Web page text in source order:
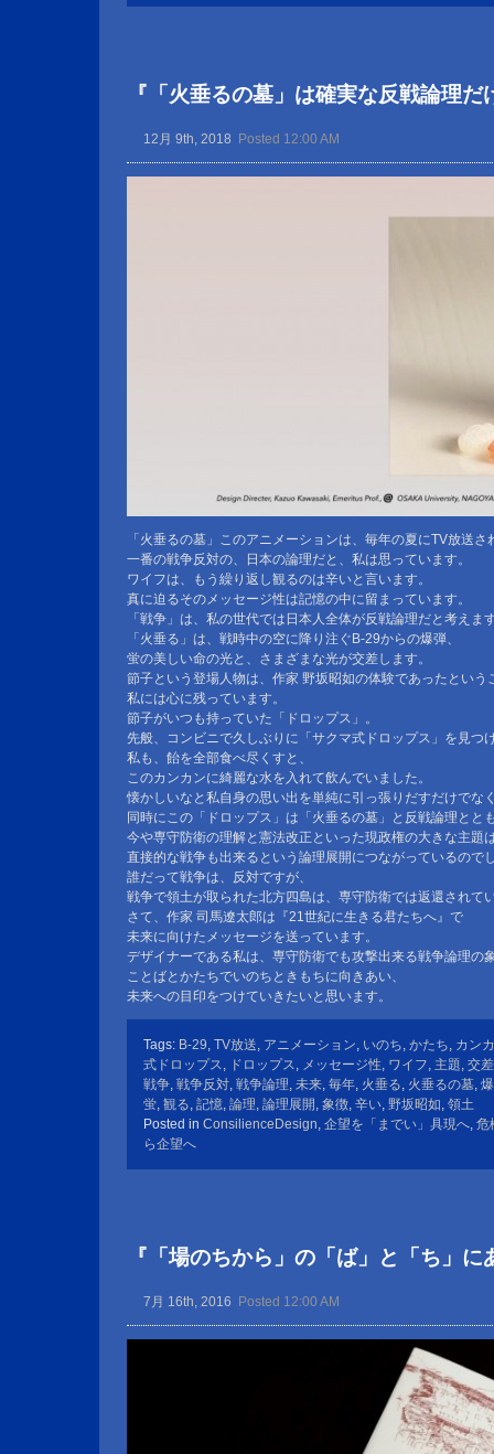
『「火垂るの墓」は確実な反戦論理だ
12月 9th, 2018 Posted 12:00 AM
「火垂るの墓」このアニメーションは、毎年の夏にTV放送さ
一番の戦争反対の、日本の論理だと、私は思っています。
ワイフは、もう繰り返し観るのは辛いと言います。
真に迫るそのメッセージ性は記憶の中に留まっています。
「戦争」は、私の世代では日本人全体が反戦論理だと考えま
「火垂る」は、戦時中の空に降り注ぐB-29からの爆弾、
蛍の美しい命の光と、さまざまな光が交差します。
節子という登場人物は、作家 野坂昭如の体験であったという
私には心に残っています。
節子がいつも持っていた「ドロップス」。
先般、コンビニで久しぶりに「サクマ式ドロップス」を見つ
私も、飴を全部食べ尽くすと、
このカンカンに綺麗な水を入れて飲んでいました。
懐かしいなと私自身の思い出を単純に引っ張りだすだけでな
同時にこの「ドロップス」は「火垂るの墓」と反戦論理とと
今や専守防衛の理解と憲法改正といった現政権の大きな主題
直接的な戦争も出来るという論理展開につながっているので
誰だって戦争は、反対ですが、
戦争で領土が取られた北方四島は、専守防衛では返還されて
さて、作家 司馬遼太郎は『21世紀に生きる君たちへ』で
未来に向けたメッセージを送っています。
デザイナーである私は、専守防衛でも攻撃出来る戦争論理の
ことばとかたちでいのちときもちに向きあい、
未来への目印をつけていきたいと思います。
Tags: B-29, TV放送, アニメーション, いのち, かたち, カン
式ドロップス, ドロップス, メッセージ性, ワイフ, 主題, 交差
戦争, 戦争反対, 戦争論理, 未来, 毎年, 火垂る, 火垂るの墓,
蛍, 観る, 記憶, 論理, 論理展開 , 象徴, 辛い, 野坂昭如, 領土
Posted in ConsilienceDesign, 企望を「までい」具現へ, 危
ら企望へ
『「場のちから」の「ば」と「ち」に
7月 16th, 2016 Posted 12:00 AM